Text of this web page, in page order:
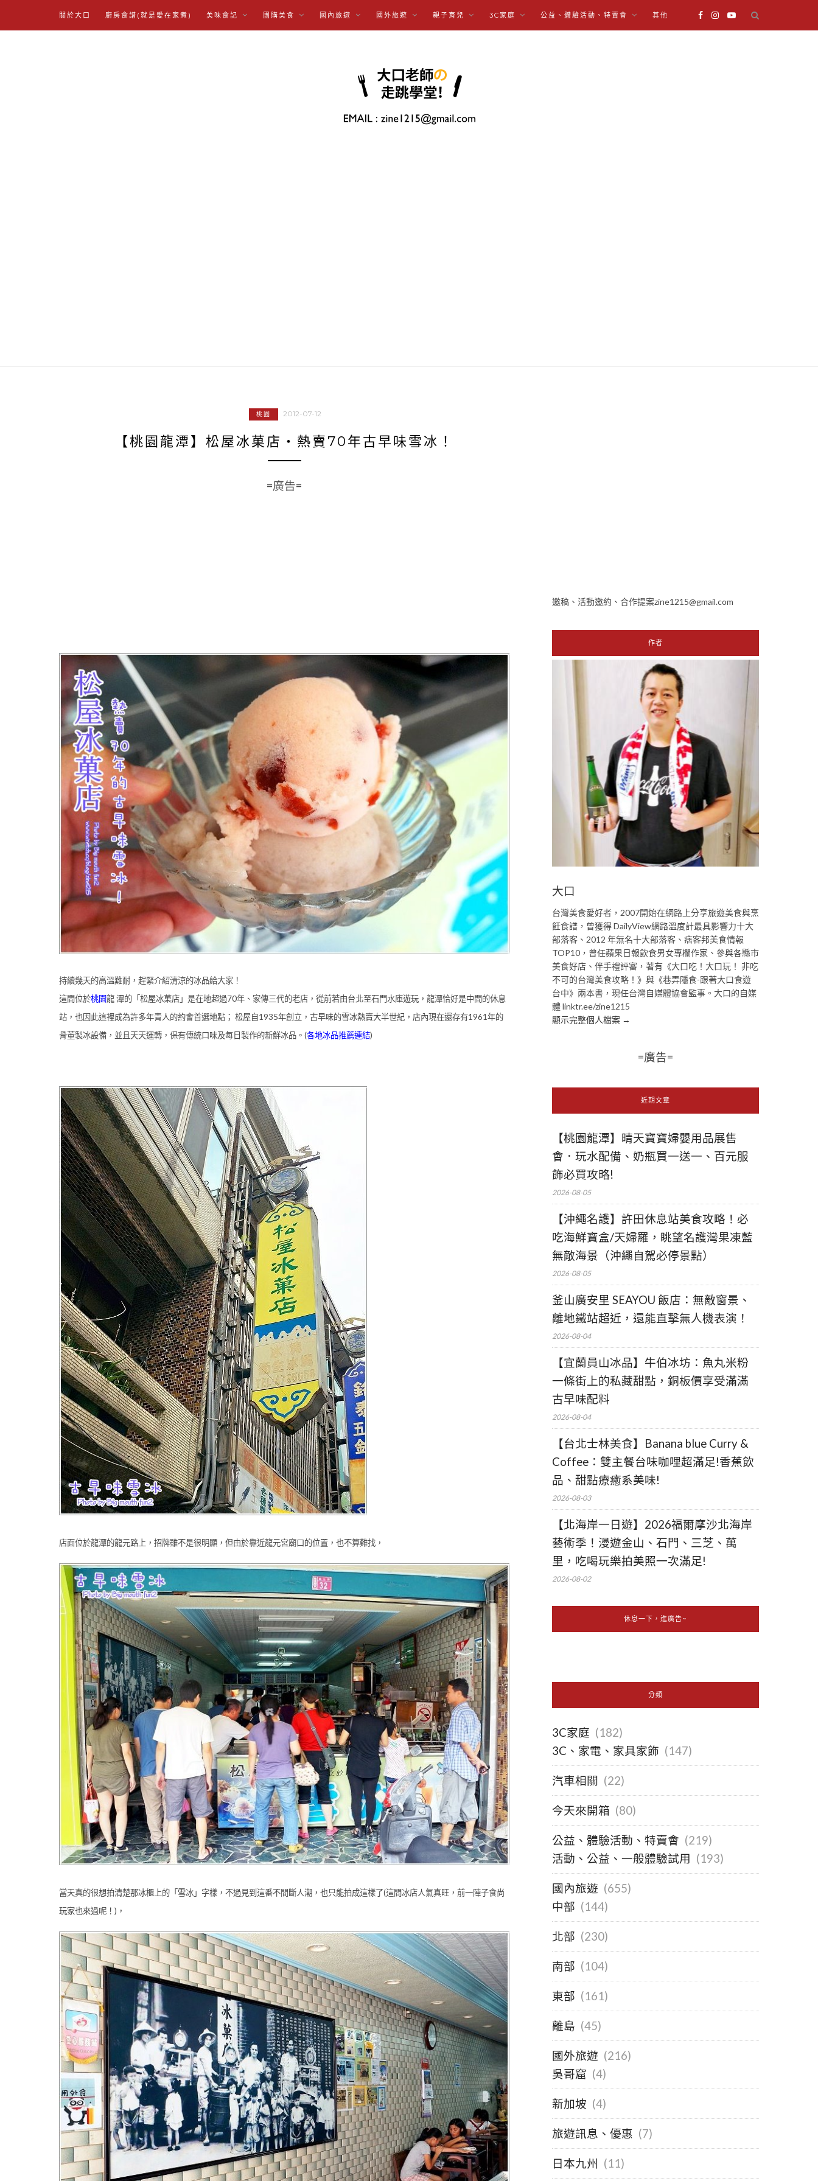
關於大口 廚房食譜(就是愛在家煮) 美味食記 團購美食 國內旅遊 國外旅遊 親子育兒 3C家庭 公益、體驗活動、特賣會 其他
桃園 2012-07-12
【桃園龍潭】松屋冰菓店‧熱賣70年古早味雪冰！
=廣告=
持續幾天的高溫難耐，趕緊介紹清涼的冰品給大家！
這間位於桃園龍 潭的「松屋冰菓店」是在地超過70年、家傳三代的老店，從前若由台北至石門水庫遊玩，龍潭恰好是中間的休息
站，也因此這裡成為許多年青人的約會首選地點； 松屋自1935年創立，古早味的雪冰熱賣大半世紀，店內現在還存有1961年的
骨董製冰設備，並且天天運轉，保有傳統口味及每日製作的新鮮冰品。(各地冰品推薦連結)
店面位於龍潭的龍元路上，招牌雖不是很明顯，但由於靠近龍元宮廟口的位置，也不算難找，
當天真的很想拍清楚那冰櫃上的「雪冰」字樣，不過見到這番不間斷人潮，也只能拍成這樣了(這間冰店人氣真旺，前一陣子食尚
玩家也來過呢！)，
邀稿、活動邀約、合作提案zine1215@gmail.com
作者
大口
台灣美食愛好者，2007開始在網路上分享旅遊美食與烹
飪食譜，曾獲得 DailyView網路溫度計最具影響力十大
部落客、2012 年無名十大部落客、痞客邦美食情報
TOP10，曾任蘋果日報飲食男女專欄作家、參與各縣市
美食好店、伴手禮評審，著有《大口吃！大口玩！ 非吃
不可的台灣美食攻略！》與《巷弄隱食-跟著大口食遊
台中》兩本書，現任台灣自媒體協會監事。大口的自媒
體 linktr.ee/zine1215
顯示完整個人檔案 →
=廣告=
近期文章
【桃園龍潭】晴天寶寶婦嬰用品展售
會．玩水配備、奶瓶買一送一、百元服
飾必買攻略!
2026-08-05
【沖繩名護】許田休息站美食攻略！必
吃海鮮寶盒/天婦羅，眺望名護灣果凍藍
無敵海景（沖繩自駕必停景點）
2026-08-05
釜山廣安里 SEAYOU 飯店：無敵窗景、
離地鐵站超近，還能直擊無人機表演！
2026-08-04
【宜蘭員山冰品】牛伯冰坊：魚丸米粉
一條街上的私藏甜點，銅板價享受滿滿
古早味配料
2026-08-04
【台北士林美食】Banana blue Curry &
Coffee：雙主餐台味咖哩超滿足!香蕉飲
品、甜點療癒系美味!
2026-08-03
【北海岸一日遊】2026福爾摩沙北海岸
藝術季！漫遊金山、石門、三芝、萬
里，吃喝玩樂拍美照一次滿足!
2026-08-02
休息一下，進廣告~
分類
3C家庭 (182)
3C、家電、家具家飾 (147)
汽車相關 (22)
今天來開箱 (80)
公益、體驗活動、特賣會 (219)
活動、公益、一般體驗試用 (193)
國內旅遊 (655)
中部 (144)
北部 (230)
南部 (104)
東部 (161)
離島 (45)
國外旅遊 (216)
吳哥窟 (4)
新加坡 (4)
旅遊訊息、優惠 (7)
日本九州 (11)